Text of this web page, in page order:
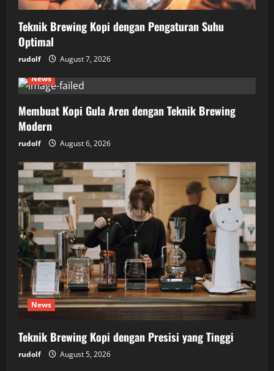
Teknik Brewing Kopi dengan Pengaturan Suhu
Optimal
rudolf
August 7, 2026
News
Membuat Kopi Gula Aren dengan Teknik Brewing
Modern
rudolf August 6, 2026
News
Teknik Brewing Kopi dengan Presisi yang Tinggi
rudolf
August 5, 2026